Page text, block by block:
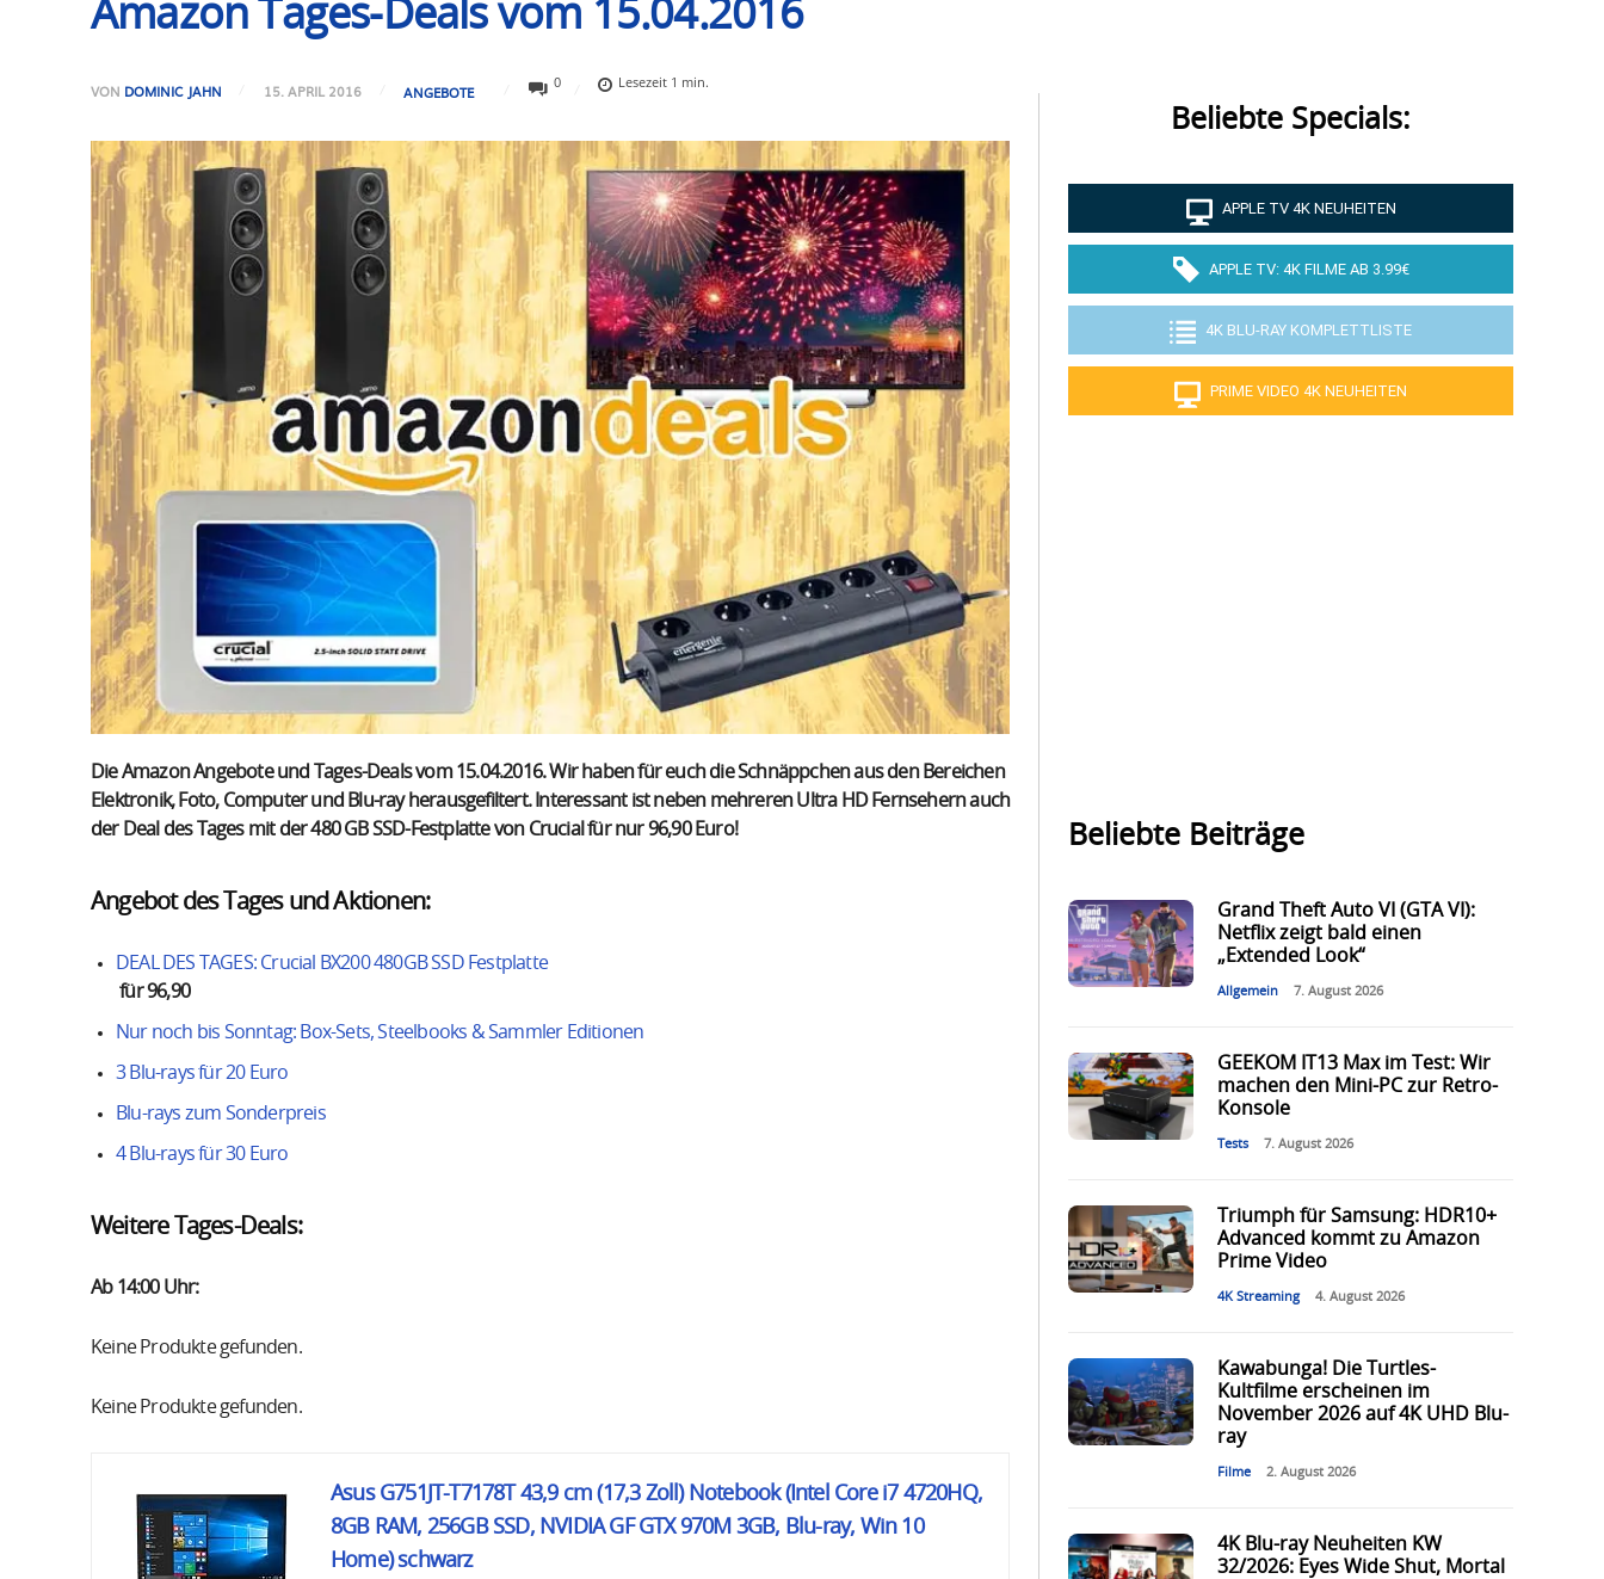
Amazon Tages-Deals vom 15.04.2016
VON DOMINIC JAHN 15. APRIL 2016 ANGEBOTE
0 Lesezeit 1 min.
Die Amazon Angebote und Tages-Deals vom 15.04.2016. Wir haben für euch die Schnäppchen aus den Bereichen
Elektronik, Foto, Computer und Blu-ray herausgefiltert. Interessant ist neben mehreren Ultra HD Fernsehern auch
der Deal des Tages mit der 480 GB SSD-Festplatte von Crucial für nur 96,90 Euro!
Angebot des Tages und Aktionen:
DEAL DES TAGES: Crucial BX200 480GB SSD Festplatte
für 96,90
Nur noch bis Sonntag: Box-Sets, Steelbooks & Sammler Editionen
3 Blu-rays für 20 Euro
Blu-rays zum Sonderpreis
4 Blu-rays für 30 Euro
Weitere Tages-Deals:
Ab 14:00 Uhr:
Keine Produkte gefunden.
Keine Produkte gefunden.
Asus G751JT-T7178T 43,9 cm (17,3 Zoll) Notebook (Intel Core i7 4720HQ,
8GB RAM, 256GB SSD, NVIDIA GF GTX 970M 3GB, Blu-ray, Win 10
Home) schwarz
Beliebte Specials:
APPLE TV 4K NEUHEITEN
APPLE TV: 4K FILME AB 3.99€
4K BLU-RAY KOMPLETTLISTE
PRIME VIDEO 4K NEUHEITEN
Beliebte Beiträge
Grand Theft Auto VI (GTA VI):
Netflix zeigt bald einen
„Extended Look“
Allgemein 7. August 2026
GEEKOM IT13 Max im Test: Wir
machen den Mini-PC zur Retro-
Konsole
Tests 7. August 2026
Triumph für Samsung: HDR10+
Advanced kommt zu Amazon
Prime Video
4K Streaming 4. August 2026
Kawabunga! Die Turtles-
Kultfilme erscheinen im
November 2026 auf 4K UHD Blu-
ray
Filme 2. August 2026
4K Blu-ray Neuheiten KW
32/2026: Eyes Wide Shut, Mortal